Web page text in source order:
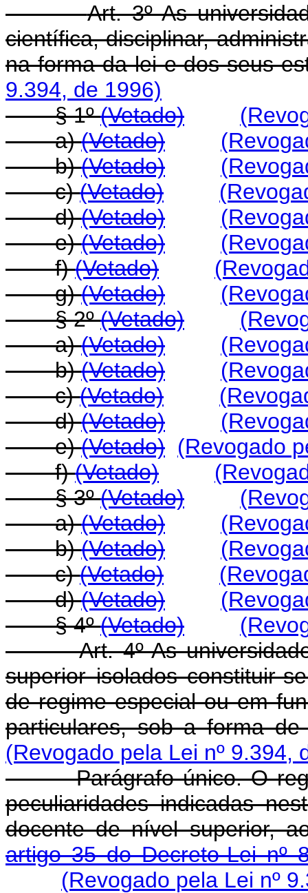
Art. 3º As
científica, disciplinar,
na forma da lei e dos seus
9.394, de 1996)
§ 1º(Vetado)
a)(Vetado)
b)(Vetado)
c)(Vetado)
d)(Vetado)
e)(Vetado)
f)(Vetado)
g)(Vetado)
§ 2º(Vetado)
a)(Vetado)
b)(Vetado)
c)(Vetado)
d)(Vetado)
e)(Vetado) (Revogado
f)(Vetado)
§ 3º(Vetado)
a)(Vetado)
b)(Vetado)
c)(Vetado)
d)(Vetado)
§ 4º(Vetado)
Art. 4º As
superior isolados constituir-
de regime especial ou em
particulares, sob a forma
(Revogado pela Lei nº 9.394,
Parágrafo único. O
peculiaridades indicadas
docente de nível superior,
artigo 35 do Decreto-Lei nº
(Revogado pela Lei nº